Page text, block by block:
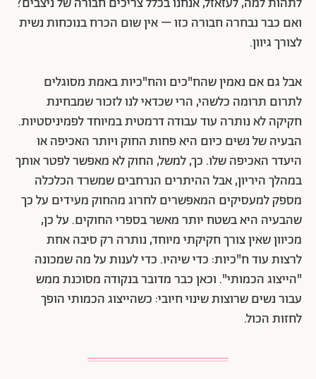
ואם כבר נבחרה חבורה כזו – אין שום הכרח בנוכחות נשית
לצורך גיוון.
אבל גם אם נאמין שהח"כים והח"כיות באמת מסוגלים
לתרום תרומה כלשהי, הרי שכדאי לנו לזכור שמבחינת
חקיקה לא נותרה עוד עבודה דרמטית במיוחד לפמיניסטיות.
הבעיה של נשים כיום היא פחות החוק ויותר האכיפה או
היעדר האכיפה שלו. כך, למשל, החוק לא מאפשר לפטר אותך
במהלך היריון, אבל ההיתרים הנרחבים שמשרד הכלכלה
מספק למעסיקים המאפשרים לחרוג מהחוק מעידים על כך
שהבעיה היא בשטח יותר מאשר בספרי החוקים. על כן,
מכיוון שאין צורך חקיקתי מיוחד, נותרה רק סיבה אחת
לרצות עוד ח"כיות: כדי שיהיו. כדי לענות על מה שמכונה
"הייצוג הכמותי". וכאן כבר מדובר בנקודה מסוכנת ממש
עבור נשים שרוצות שינוי חיובי: כשהייצוג הכמותי הופך
לחזות הכול.